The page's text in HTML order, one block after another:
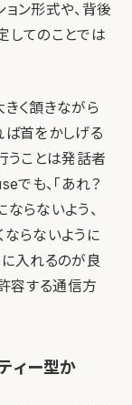
ン形式や、背後
してのことでは
く頷きながら
ば首をかしげる
うことは発話者
でも、「あれ？
らないよう、
ならないように
入れるのが良
容する通信方
ィー型か